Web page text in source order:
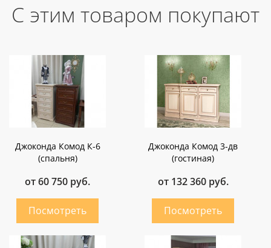
С этим товаром покупают
Джоконда Комод К-6
(спальня)
от 60 750 руб.
Джоконда Комод 3-дв
(гостиная)
от 132 360 руб.